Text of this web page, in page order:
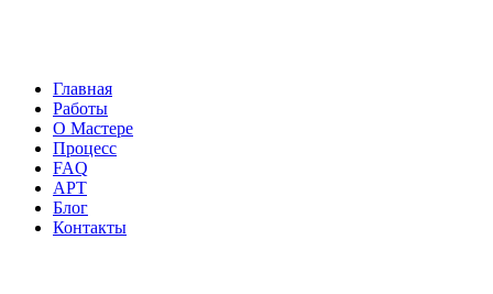
Главная
Работы
О Мастере
Процесс
FAQ
АРТ
Блог
Контакты